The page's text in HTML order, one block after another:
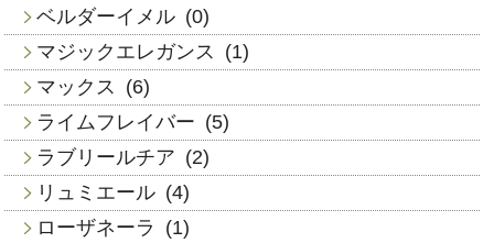
ベルダーイメル (0)
マジックエレガンス
(1)
マックス
(6)
ライムフレイバー (5)
ラブリールチア (2)
リュミエール (4)
ローザネーラ
(1)